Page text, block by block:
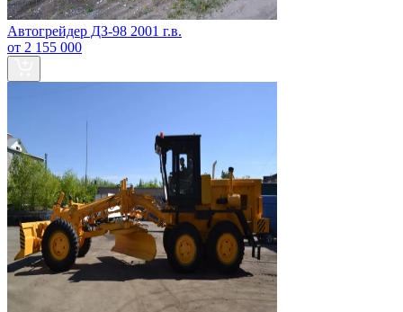
Автогрейдер ДЗ-98 2001 г.в.
от 2 155 000